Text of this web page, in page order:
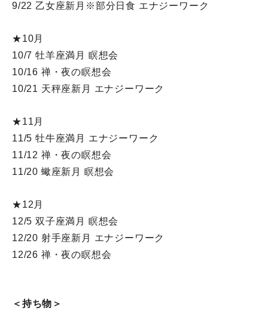
9/22 乙女座新月※部分日食 エナジーワーク
★10月
10/7 牡羊座満月 瞑想会
10/16 禅・夜の瞑想会
10/21 天秤座新月 エナジーワーク
★11月
11/5 牡牛座満月 エナジーワーク
11/12 禅・夜の瞑想会
11/20 蠍座新月 瞑想会
★12月
12/5 双子座満月 瞑想会
12/20 射手座新月 エナジーワーク
12/26 禅・夜の瞑想会
＜持ち物＞